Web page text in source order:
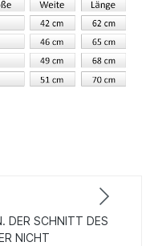
DER SCHNITT DES
NICHT